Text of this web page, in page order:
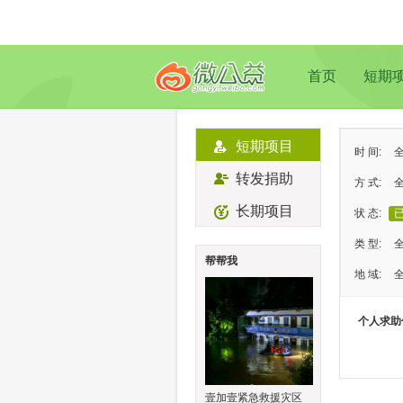
首页 短期
短期项目
转发捐助
长期项目
帮帮我
壹加壹紧急救援灾区
时 间:
方 式:
状 态:
类 型:
地 域:
个人求